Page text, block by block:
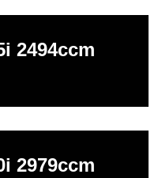
2494ccm
2979ccm